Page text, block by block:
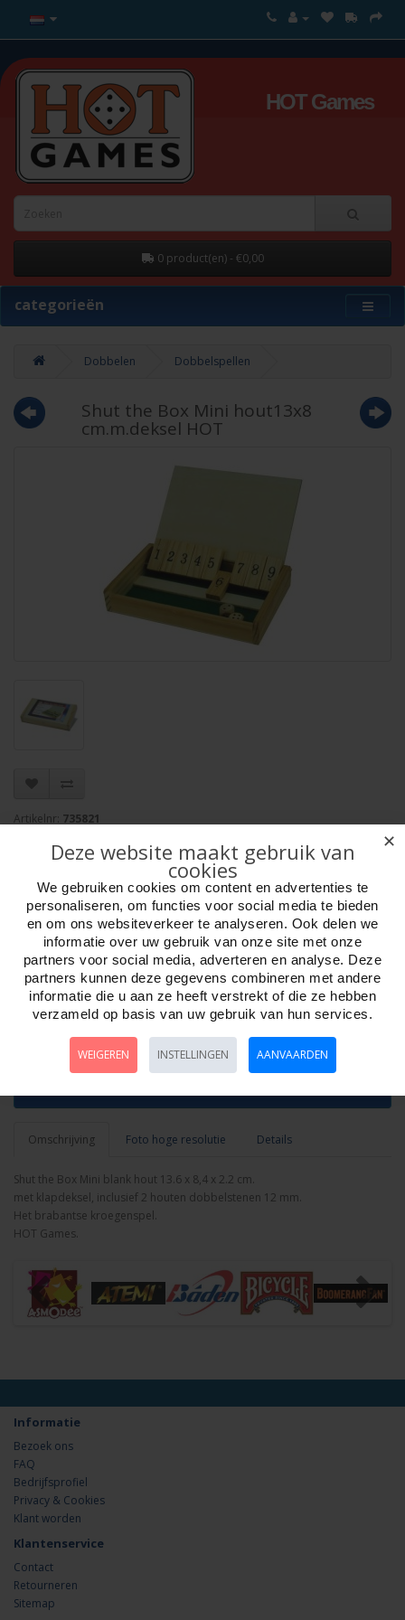
HOT Games
0 product(en) - €0,00
categorieën
Dobbelen Dobbelspellen
Shut the Box Mini hout13x8
cm.m.deksel HOT
Artikelnr: 735821
Verpakkingseenheid: 60/120
Merk:HOT Games
Aantal
Omschrijving Foto hoge resolutie Details
Shut the Box Mini blank hout 13.6 x 8,4 x 2.2 cm.
met klapdeksel, inclusief 2 houten dobbelstenen 12 mm.
Het brabantse kroegenspel.
HOT Games.
Informatie
Bezoek ons
FAQ
Bedrijfsprofiel
Privacy & Cookies
Klant worden
Klantenservice
Contact
Retourneren
Sitemap
✕
Deze website maakt gebruik van
cookies
We gebruiken cookies om content en advertenties te
personaliseren, om functies voor social media te bieden
en om ons websiteverkeer te analyseren. Ook delen we
informatie over uw gebruik van onze site met onze
partners voor social media, adverteren en analyse. Deze
partners kunnen deze gegevens combineren met andere
informatie die u aan ze heeft verstrekt of die ze hebben
verzameld op basis van uw gebruik van hun services.
WEIGEREN INSTELLINGEN AANVAARDEN